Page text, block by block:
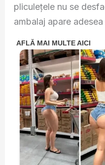
pliculețele nu se
ambalaj apare